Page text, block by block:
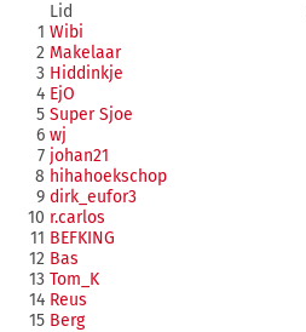
Lid
1 Wibi
2 Makelaar
3 Hiddinkje
4 EjO
5 Super Sjoe
6 wj
7 johan21
8 hihahoekschop
9 dirk_eufor3
10 r.carlos
11 BEFKING
12 Bas
13 Tom_K
14 Reus
15 Berg